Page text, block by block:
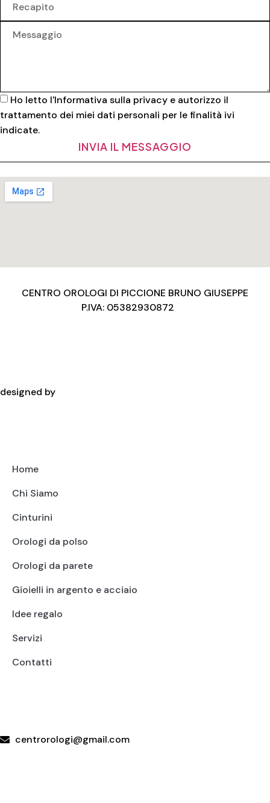
Ho letto l'Informativa sulla privacy e autorizzo il
trattamento dei miei dati personali per le finalità ivi
indicate.
INVIA IL MESSAGGIO
CENTRO OROLOGI DI PICCIONE BRUNO GIUSEPPE
P.IVA: 05382930872
designed by
Home
Chi Siamo
Cinturini
Orologi da polso
Orologi da parete
Gioielli in argento e acciaio
Idee regalo
Servizi
Contatti
centrorologi@gmail.com